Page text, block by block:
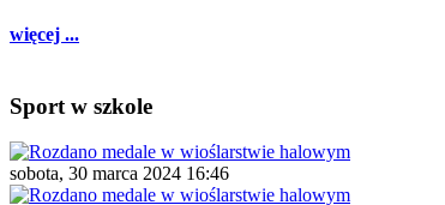
więcej ...
Sport w szkole
sobota, 30 marca 2024 16:46